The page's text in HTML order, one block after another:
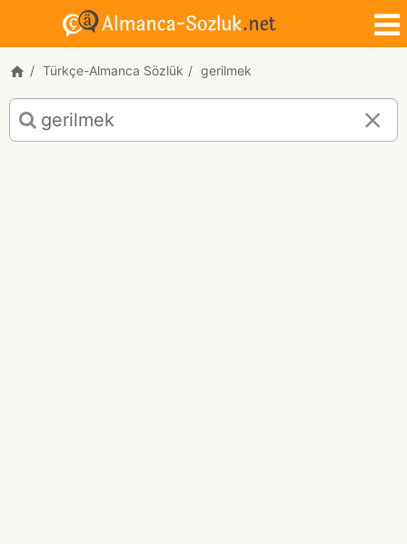
Türkçe-Almanca Sözlük gerilmek
gerilmek
için
Türkçe-